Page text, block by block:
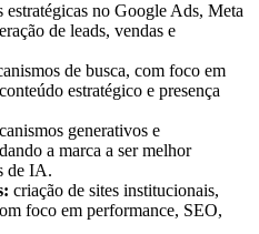
estratégicas no Google Ads, Meta
de leads, vendas e
de busca, com foco em
estratégico e presença
generativos e
a marca a ser melhor
de IA.
criação de sites institucionais,
foco em performance, SEO,